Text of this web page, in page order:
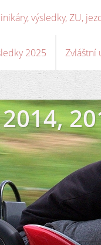
výsledky, ZU,
2025 Zvláštní